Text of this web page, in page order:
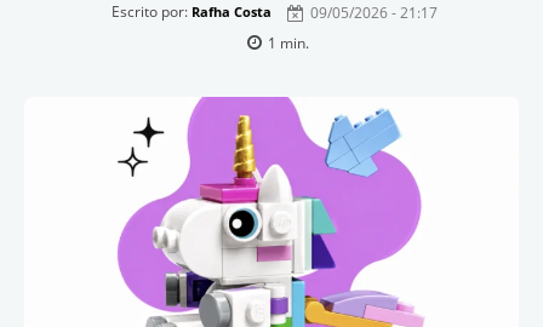
Escrito por: Rafha Costa
09/05/2026 - 21:17
1 min.